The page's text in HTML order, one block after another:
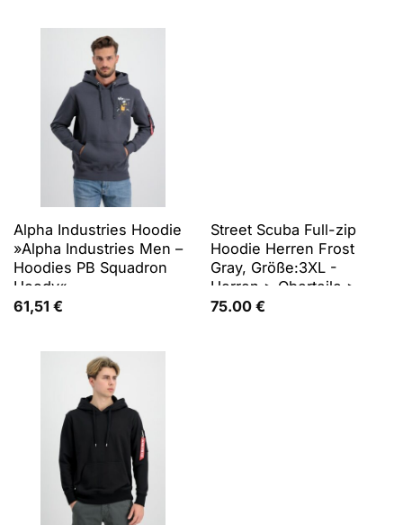
Alpha Industries Hoodie
»Alpha Industries Men –
Hoodies PB Squadron
Hoody«
61,51 €
Street Scuba Full-zip
Hoodie Herren Frost
Gray, Größe:3XL -
Herren > Oberteile >
Hoodies & Sweatshirts -
75.00 €